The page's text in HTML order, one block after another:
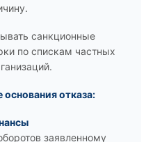
санкционные
по спискам частных
отказа:
заявленному